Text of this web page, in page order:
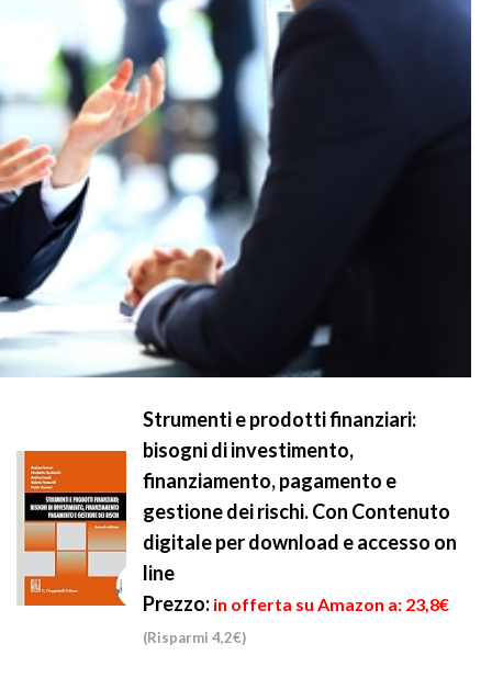
Strumenti e prodotti finanziari:
bisogni di investimento,
finanziamento, pagamento e
gestione dei rischi. Con Contenuto
digitale per download e accesso on
line
Prezzo: in offerta su Amazon a: 23,8€
(Risparmi 4,2€)